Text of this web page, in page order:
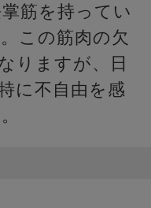
筋を持ってい
この筋肉の欠
りますが、日
に不自由を感